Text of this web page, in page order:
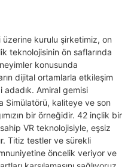
kurulu şirketimiz, on
teknolojisinin ön saflarında
konusunda
dijital ortamlarla etkileşim
Amiral gemisi
Simülatörü, kaliteye ve son
bir örneğidir. 42 inçlik bir
VR teknolojisiyle, eşsiz
Titiz testler ve sürekli
öncelik veriyor ve